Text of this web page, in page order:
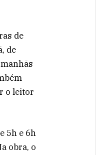
de
de
o leitor
5h e 6h
obra, o